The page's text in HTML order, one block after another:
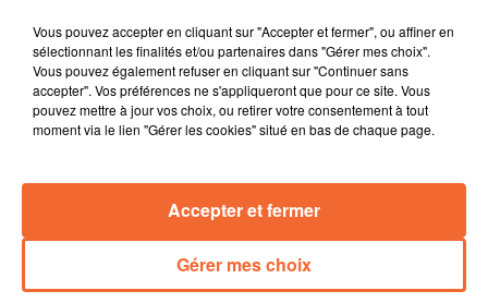
dimanche à Bressuire ( photo )
Basket : Nouvelle victoire de CB en Betclic Elite à
domicile contre Boulazac 92 - 81
Rugby : En Nat. courte de défaite de Niort à Périgueux
Vous pouvez accepter en cliquant sur "Accepter et fermer", ou affiner en
sélectionnant les finalités et/ou partenaires dans "Gérer mes choix".
Vous pouvez également refuser en cliquant sur "Continuer sans
accepter". Vos préférences ne s'appliqueront que pour ce site. Vous
pouvez mettre à jour vos choix, ou retirer votre consentement à tout
moment via le lien "Gérer les cookies" situé en bas de chaque page.
Gérer mes choix
Accepter et fermer